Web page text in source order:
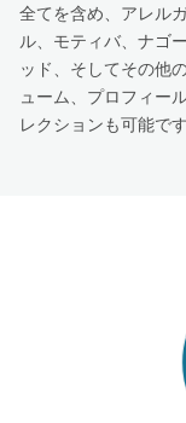
全てを含め、アレル
ル、モティバ、ナゴ
ッド、そしてその他
ューム、プロフィー
レクションも可能です